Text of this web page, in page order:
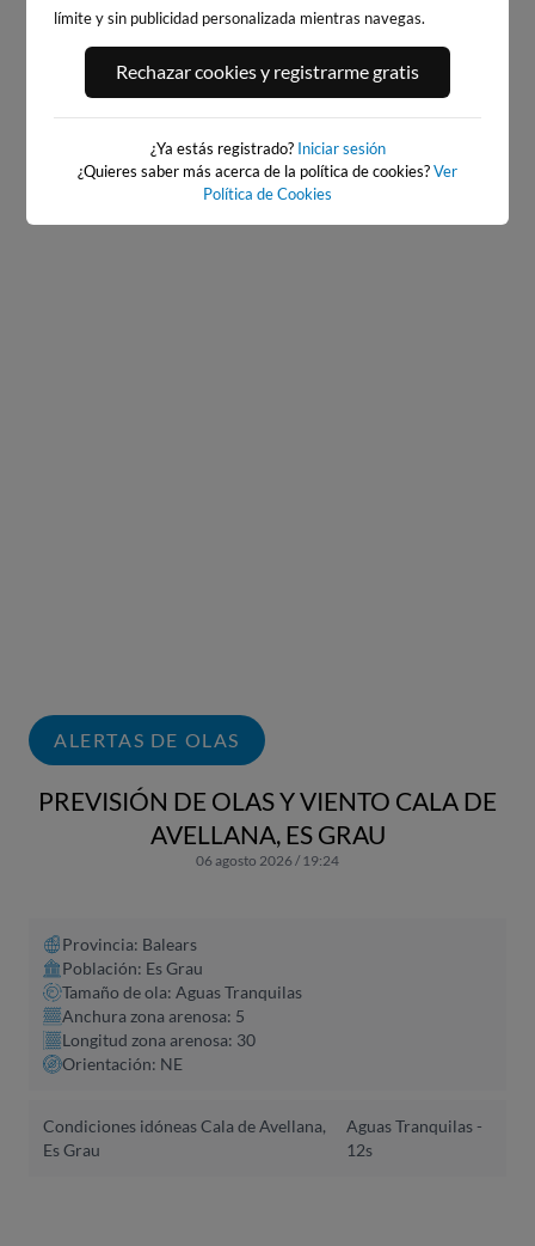
PORT ANDRATX
167km · Andratx
PLAYA EL MASNOU
0.1 m CHOPI
ALERTAS DE OLAS
PREVISIÓN DE OLAS Y VIENTO CALA DE
AVELLANA, ES GRAU
06 agosto 2026 / 19:24
Provincia: Balears
Población: Es Grau
Tamaño de ola: Aguas Tranquilas
Anchura zona arenosa: 5
Longitud zona arenosa: 30
Orientación: NE
Condiciones idóneas Cala de Avellana,
Es Grau
Aguas Tranquilas -
12s
límite y sin publicidad personalizada mientras navegas.
Rechazar cookies y registrarme gratis
¿Ya estás registrado? Iniciar sesión
¿Quieres saber más acerca de la política de cookies?Ver
Política de Cookies